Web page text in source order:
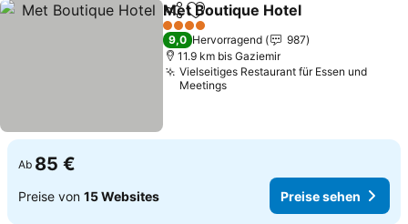
TeilenZu Favoriten hinzufügen
Met Boutique Hotel
4 Sterne
9,0 Hervorragend
987
11.9 km bis Gaziemir
Vielseitiges Restaurant für Essen und
Meetings
Ab 85 €
Preise von 15 Websites Preise sehen